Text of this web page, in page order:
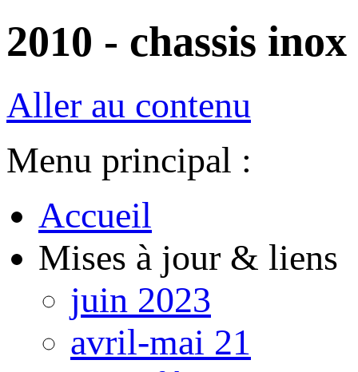
2010 - chassis
Aller au contenu
Menu principal :
Accueil
Mises à jour & liens
juin 2023
avril-mai 21